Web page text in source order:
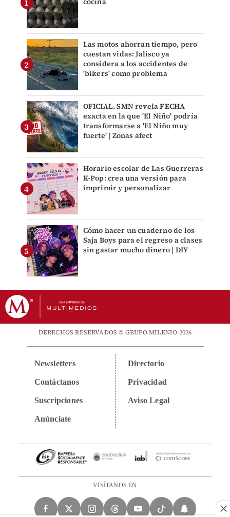
Las motos ahorran tiempo, pero
cuestan vidas: Jalisco ya
considera a los accidentes de
'bikers' como problema
OFICIAL. SMN revela FECHA
exacta en la que 'El Niño' podría
transformarse a 'El Niño muy
fuerte' | Zonas afect
Horario escolar de Las Guerreras
K-Pop: crea una versión para
imprimir y personalizar
Cómo hacer un cuaderno de los
Saja Boys para el regreso a clases
sin gastar mucho dinero | DIY
DERECHOS RESERVADOS © GRUPO MILENIO 2026
Newsletters
Contáctanos
Suscripciones
Anúnciate
Directorio
Privacidad
Aviso Legal
VISÍTANOS EN